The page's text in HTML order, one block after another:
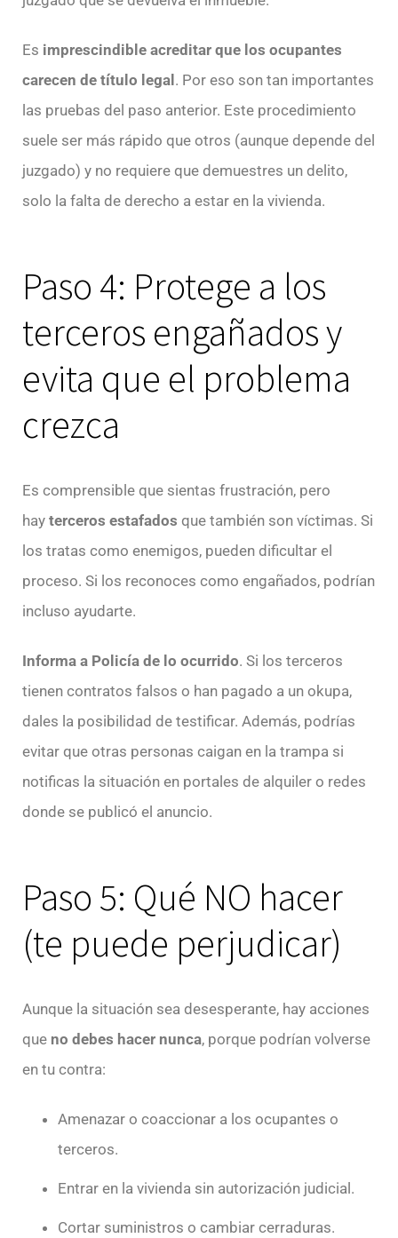
Es imprescindible acreditar que los ocupantes
carecen de título legal . Por eso son tan importantes
las pruebas del paso anterior. Este procedimiento
suele ser más rápido que otros (aunque depende del
juzgado) y no requiere que demuestres un delito,
solo la falta de derecho a estar en la vivienda.
Paso 4: Protege a los
terceros engañados y
evita que el problema
crezca
Es comprensible que sientas frustración, pero
hay terceros estafados que también son víctimas. Si
los tratas como enemigos, pueden dificultar el
proceso. Si los reconoces como engañados, podrían
incluso ayudarte.
Informa a Policía de lo ocurrido. Si los terceros
tienen contratos falsos o han pagado a un okupa,
dales la posibilidad de testificar. Además, podrías
evitar que otras personas caigan en la trampa si
notificas la situación en portales de alquiler o redes
donde se publicó el anuncio.
Paso 5: Qué NO hacer
(te puede perjudicar)
Aunque la situación sea desesperante, hay acciones
que no debes hacer nunca, porque podrían volverse
en tu contra:
Amenazar o coaccionar a los ocupantes o
terceros.
Entrar en la vivienda sin autorización judicial.
Cortar suministros o cambiar cerraduras.